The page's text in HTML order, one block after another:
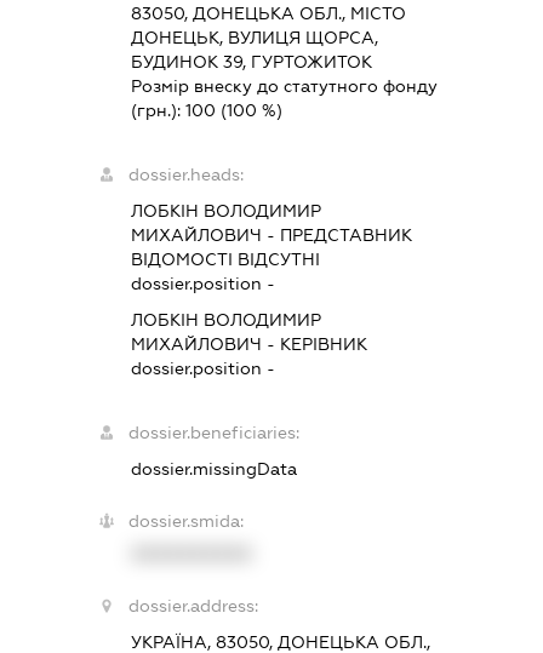
83050, ДОНЕЦЬКА ОБЛ., МІСТО
ДОНЕЦЬК, ВУЛИЦЯ ЩОРСА,
БУДИНОК 39, ГУРТОЖИТОК
Розмір внеску до статутного фонду
(грн.): 100 (100 %)
dossier.heads:
ЛОБКІН ВОЛОДИМИР
МИХАЙЛОВИЧ - ПРЕДСТАВНИК
ВІДОМОСТІ ВІДСУТНІ
dossier.position -
ЛОБКІН ВОЛОДИМИР
МИХАЙЛОВИЧ - КЕРІВНИК
dossier.position -
dossier.beneficiaries:
dossier.missingData
dossier.smida:
dossier.address:
УКРАЇНА, 83050, ДОНЕЦЬКА ОБЛ.,